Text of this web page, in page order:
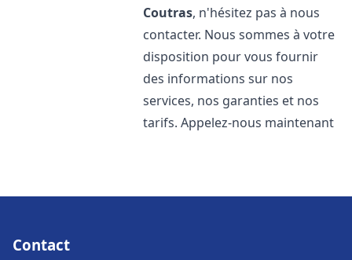
Coutras, n'hésitez pas à nous
contacter. Nous sommes à votre
disposition pour vous fournir
des informations sur nos
services, nos garanties et nos
tarifs. Appelez-nous maintenant
Contact